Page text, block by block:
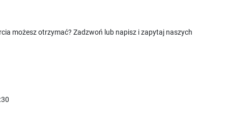
możesz otrzymać? Zadzwoń lub napisz i zapytaj naszych